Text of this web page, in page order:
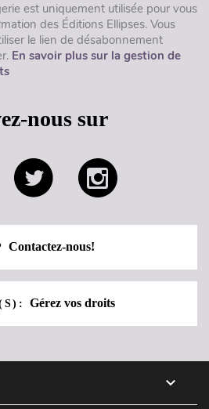
est uniquement utilisée pour vous
des Éditions Ellipses. Vous
le lien de désabonnement
En savoir plus sur la gestion de
nous sur
Contactez-nous!
Gérez vos droits
